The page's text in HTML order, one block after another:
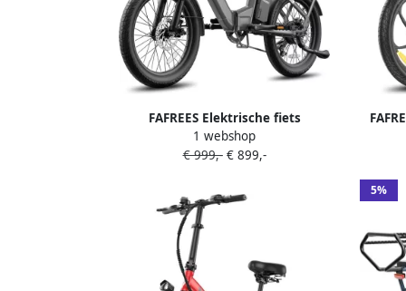
FAFREES Elektrische fiets
Actieradius120km Verwijderbare
batterij 36 V 20Ah Motor 250W Shi o 7
beide zijden 20 Inch Commuter E-Bike
Dubbele Vering 20 Inch opvouwbare
City Commuter E-Bike Zwart
1 webshop
€ 999,-€ 899,-
5%